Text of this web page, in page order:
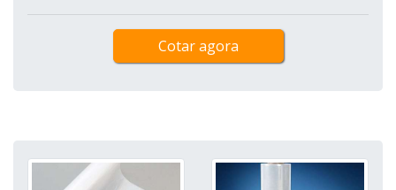
Cotar agora